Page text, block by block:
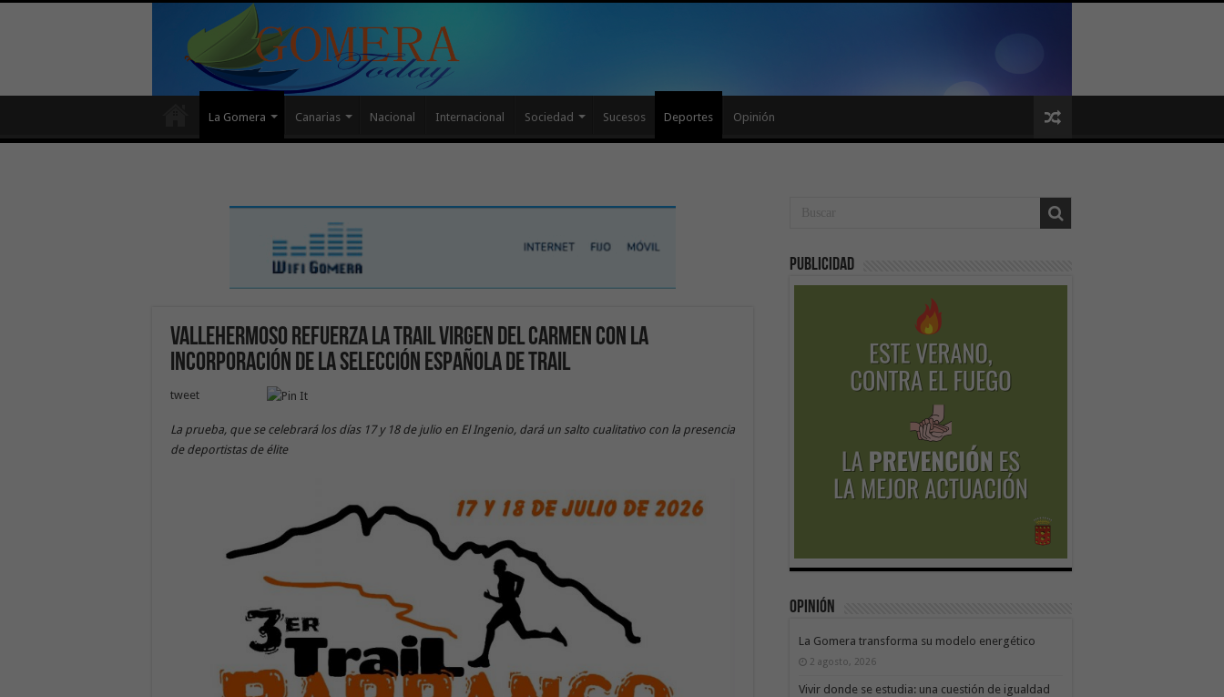
La Gomera Canarias Nacional Internacional Sociedad Sucesos Deportes Opinión
Vallehermoso refuerza la Trail Virgen del Carmen con la
incorporación de la selección española de Trail
tweet
La prueba, que se celebrará los días 17 y 18 de julio en El Ingenio, dará un salto cualitativo con la presencia
de deportistas de élite
Publicidad
Opinión
La Gomera transforma su modelo energético
2 agosto, 2026
Vivir donde se estudia: una cuestión de igualdad